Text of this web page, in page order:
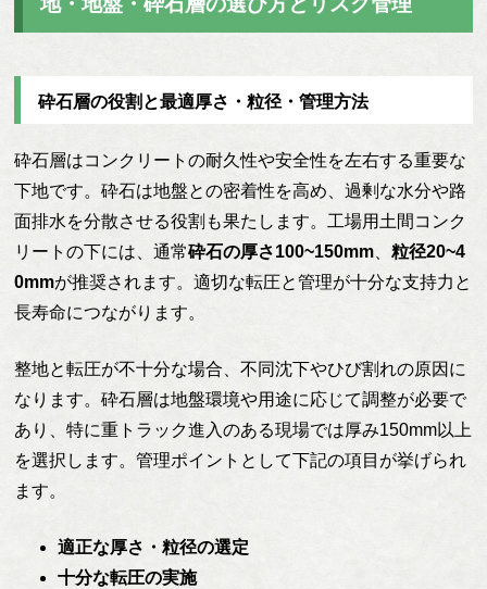
砕石層の役割と最適厚さ・粒径・管理方法
砕石層はコンクリートの耐久性や安全性を左右する重要な
下地です。砕石は地盤との密着性を高め、過剰な水分や路
面排水を分散させる役割も果たします。工場用土間コンク
リートの下には、通常砕石の厚さ100~150mm 、粒径20~4
0mmが推奨されます。適切な転圧と管理が十分な支持力と
長寿命につながります。
整地と転圧が不十分な場合、不同沈下やひび割れの原因に
なります。砕石層は地盤環境や用途に応じて調整が必要で
あり、特に重トラック進入のある現場では厚み150mm以上
を選択します。管理ポイントとして下記の項目が挙げられ
ます。
適正な厚さ・粒径の選定
十分な転圧の実施